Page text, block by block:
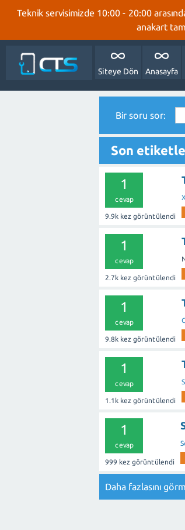
Teknik servisimizde 10:00 - 20:00
anakart
Siteye Dön Anasayfa
Bir soru sor:
Son
1
cevap
9.9k kez görüntülendi
1
cevap
2.7k kez görüntülendi
1
cevap
9.8k kez görüntülendi
1
cevap
1.1k kez görüntülendi
1
cevap
999 kez görüntülendi
Daha fazlasını